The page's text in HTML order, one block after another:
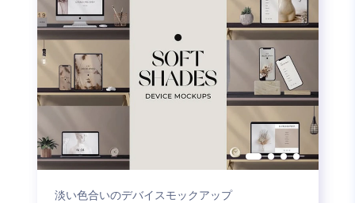
淡い色合いのデバイスモックアップ